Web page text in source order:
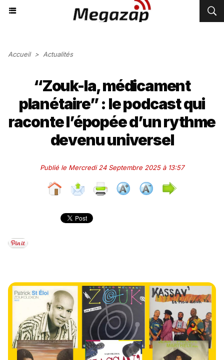
Accueil > Actualités
“Zouk-la, médicament
planétaire” : le podcast qui
raconte l’épopée d’un rythme
devenu universel
Publié le Mercredi 24 Septembre 2025 à 13:57